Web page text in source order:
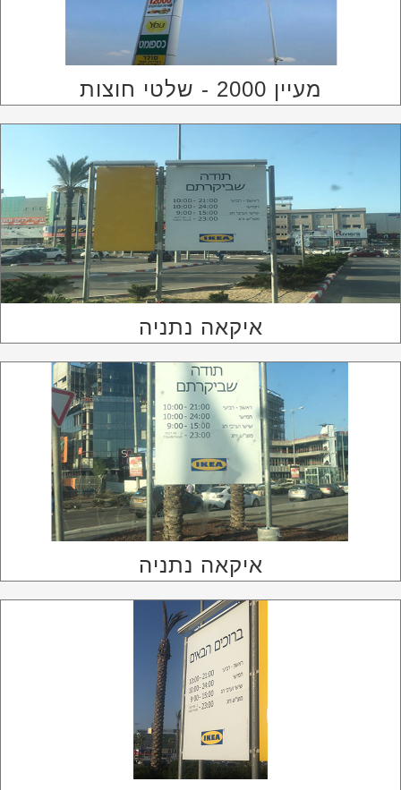
מעיין 2000 - שלטי חוצות
איקאה נתניה
איקאה נתניה